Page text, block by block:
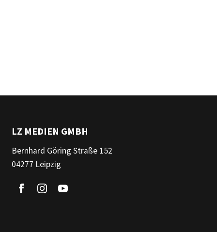
LZ MEDIEN GMBH
Bernhard Göring Straße 152
04277 Leipzig